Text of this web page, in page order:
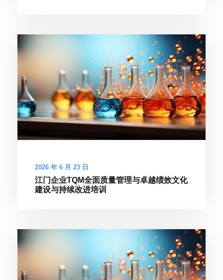
2026 年 6 月 23 日
江门企业TQM全面质量管理与卓越绩效文化
建设与持续改进培训